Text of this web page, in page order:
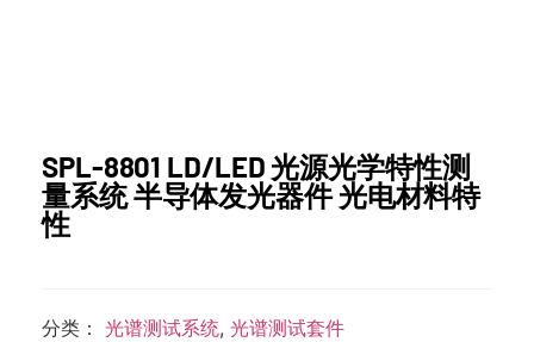
SPL-8801 LD/LED 光源光学特性测
量系统 半导体发光器件 光电材料特
性
分类： 光谱测试系统, 光谱测试套件